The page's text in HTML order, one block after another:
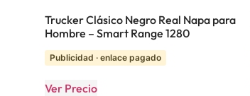
Trucker Clásico Negro Real Napa para
Hombre – Smart Range 1280
Publicidad · enlace pagado
Ver Precio